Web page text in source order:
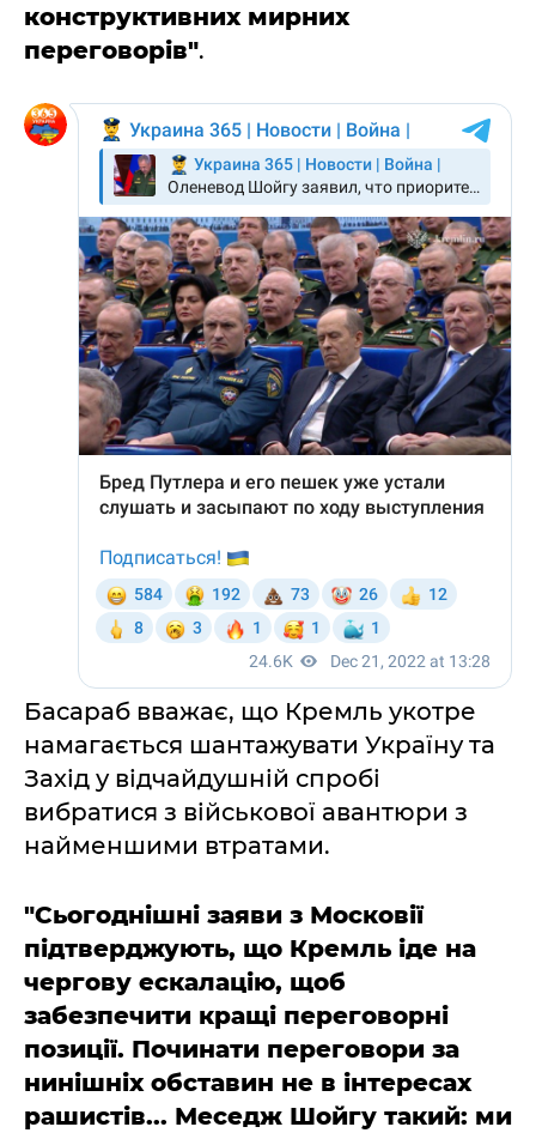
конструктивних мирних
переговорів".
Басараб вважає, що Кремль укотре
намагається шантажувати Україну та
Захід у відчайдушній спробі
вибратися з військової авантюри з
найменшими втратами.
"Сьогоднішні заяви з Московії
підтверджують, що Кремль іде на
чергову ескалацію, щоб
забезпечити кращі переговорні
позиції. Починати переговори за
нинішніх обставин не в інтересах
рашистів... Меседж Шойгу такий: ми